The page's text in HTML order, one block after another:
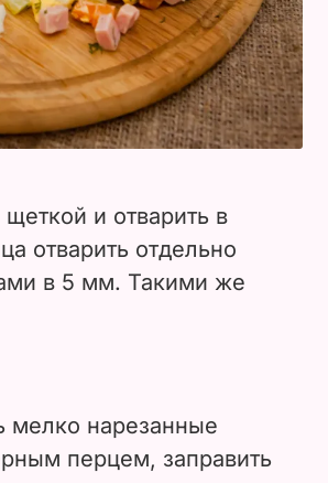
и отварить в
отварить отдельно
в 5 мм. Такими же
мелко нарезанные
перцем, заправить